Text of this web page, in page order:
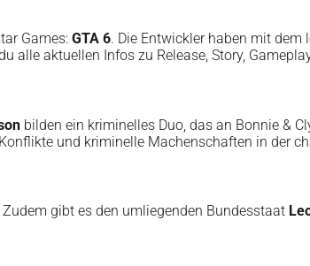
Games: GTA 6. Die Entwickler haben mit dem
alle aktuellen Infos zu Release, Story,
bilden ein kriminelles Duo, das an Bonnie &
und kriminelle Machenschaften in der
gibt es den umliegenden Bundesstaat